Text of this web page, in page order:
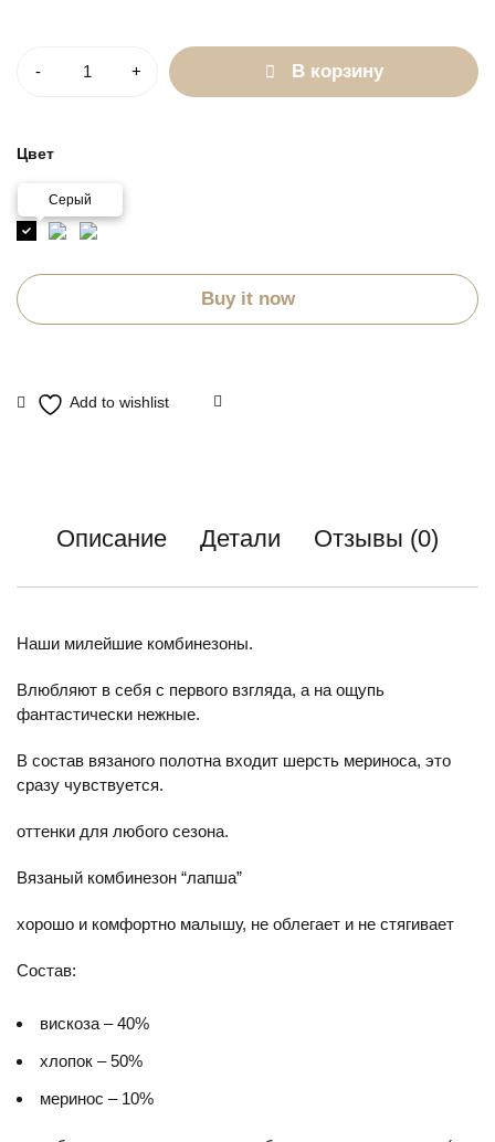
В корзину
Цвет
Серый
Buy it now
Описание Детали Отзывы (0)
Наши милейшие комбинезоны.
Влюбляют в себя с первого взгляда, а на ощупь
фантастически нежные.
В состав вязаного полотна входит шерсть мериноса, это
сразу чувствуется.
оттенки для любого сезона.
Вязаный комбинезон “лапша”
хорошо и комфортно малышу, не облегает и не стягивает
Состав:
вискоза – 40%
хлопок – 50%
меринос – 10%